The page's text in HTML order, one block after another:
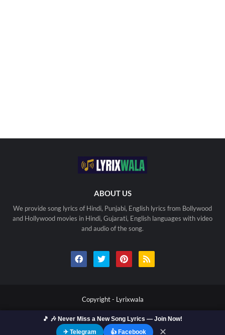
ABOUT US
We provide song lyrics of Hindi, Punjabi, English lyrics from Bollywood
and Hollywood movies in Hindi, Gujarati, English languages with video
and audio of the song.
Copyright - Lyrixwala
Home Contact us Privacy Policy
Copyright
Terms Of Use
Sitemap
🎵 🎶 Never Miss a New Song Lyrics — Join Now!
✈ Telegram
👍 Facebook ✕